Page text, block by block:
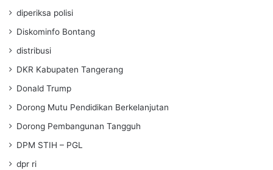
diperiksa polisi
Diskominfo Bontang
distribusi
DKR Kabupaten Tangerang
Donald Trump
Dorong Mutu Pendidikan Berkelanjutan
Dorong Pembangunan Tangguh
DPM STIH – PGL
dpr ri